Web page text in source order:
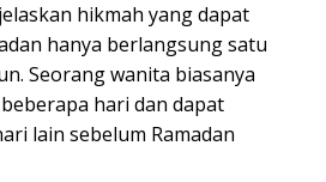
hikmah yang dapat
hanya berlangsung satu
Seorang wanita biasanya
hari dan dapat
lain sebelum Ramadan